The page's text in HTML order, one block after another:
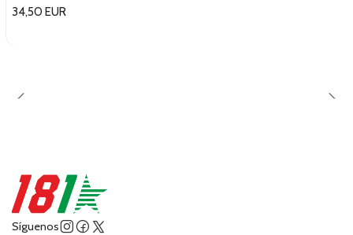
34,50 EUR
Síguenos